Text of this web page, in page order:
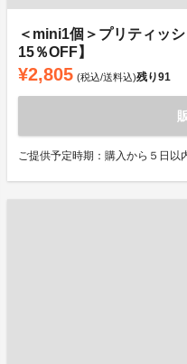
＜mini1個＞プリティッ
15％OFF】
¥2,805 (税込/送料込)残り91
ご提供予定時期：購入から５日以